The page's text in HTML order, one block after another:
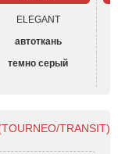
ELEGANT
автоткань
темно серый
TRANSIT)